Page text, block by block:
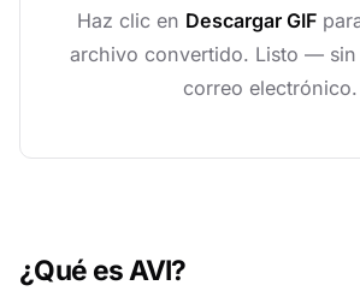
Haz clic en Descargar GIF
archivo convertido. Listo — sin
correo electrónico.
¿Qué es AVI?